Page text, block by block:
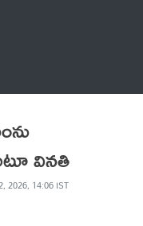
వినతి
2026, 14:06 IST